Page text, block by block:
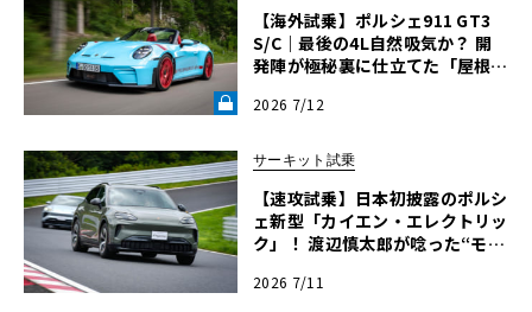
【海外試乗】ポルシェ911 GT3
S/C｜最後の4L自然吸気か？ 開
発陣が極秘裏に仕立てた「屋根開
B》
2026 7/12
サーキット試乗
【速攻試乗】日本初披露のポルシ
ェ新型「カイエン・エレクトリッ
ク」！ 渡辺慎太郎が唸った“モノ
2026 7/11